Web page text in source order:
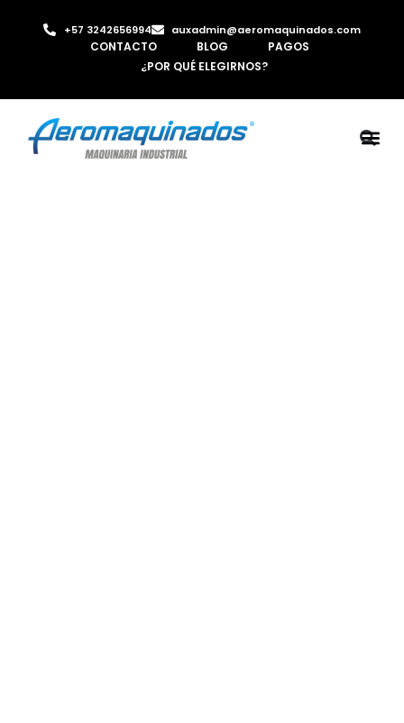
+57 3242656994 auxadmin@aeromaquinados.com
CONTACTO BLOG
PAGOS
¿POR QUÉ ELEGIRNOS?